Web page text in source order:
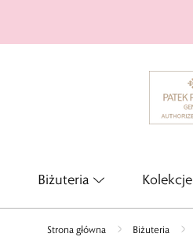
Biżuteria Kolekcje
Strona główna Biżuteria